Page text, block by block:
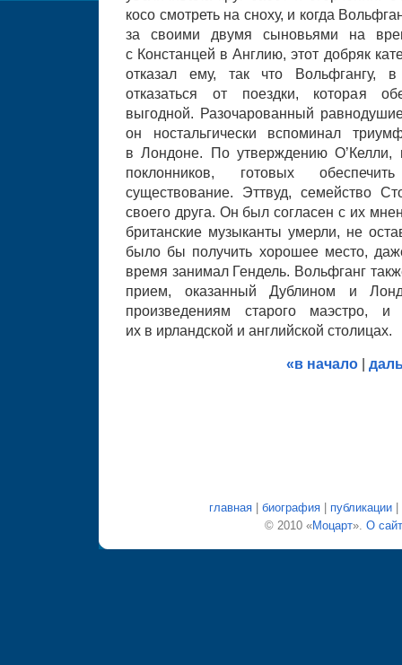
косо смотреть на сноху, и когда
за своими двумя сыновьями на
с Констанцей в Англию, этот добряк
отказал ему, так что Вольфгангу,
отказаться от поездки, которая
выгодной. Разочарованный
он ностальгически вспоминал
в Лондоне. По утверждению
поклонников, готовых
существование. Эттвуд, семейство
своего друга. Он был согласен с их
британские музыканты умерли, не
было бы получить хорошее место,
время занимал Гендель. Вольфганг
прием, оказанный Дублином и
произведениям старого маэстро, и
их в ирландской и английской столицах.
«в начало |
главная| биография| публикации|
© 2010 «Моцарт». О